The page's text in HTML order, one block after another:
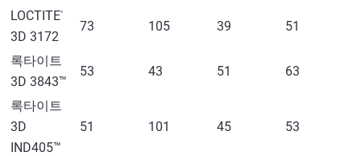
LOCTITE®
3D 3172
73 105 39 51
록타이트
3D 3843™
53 43 51 63
록타이트
3D
IND405™
51 101 45 53